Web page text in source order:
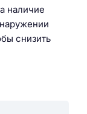
наличие
снизить